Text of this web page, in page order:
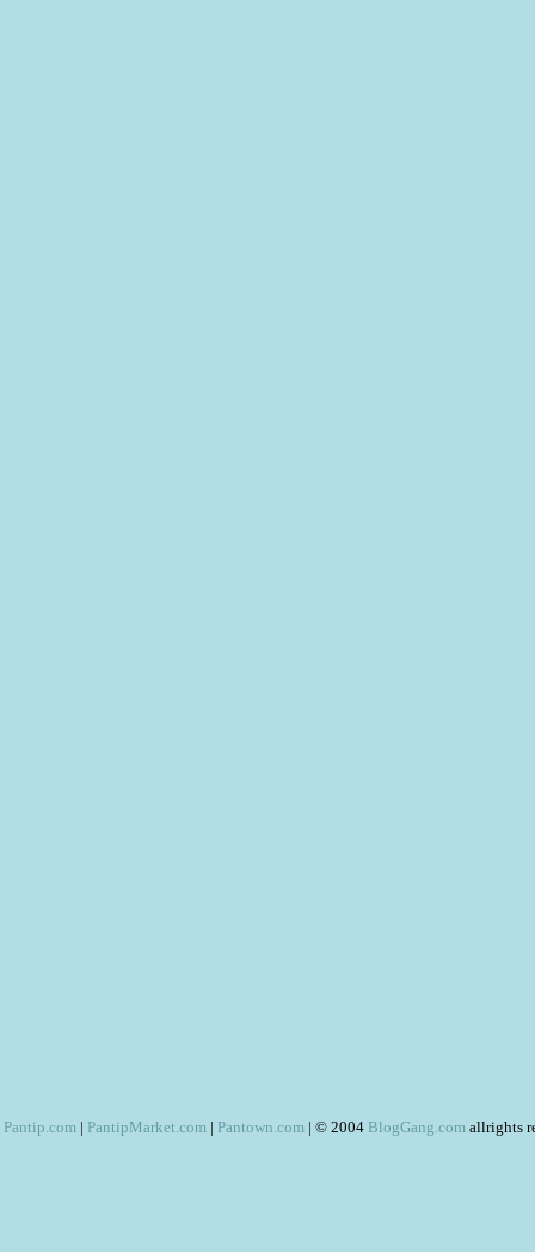
Pantip.com | PantipMarket.com | Pantown.com | © 2004 BlogGang.com allrights